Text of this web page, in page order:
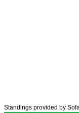
Standings provided by